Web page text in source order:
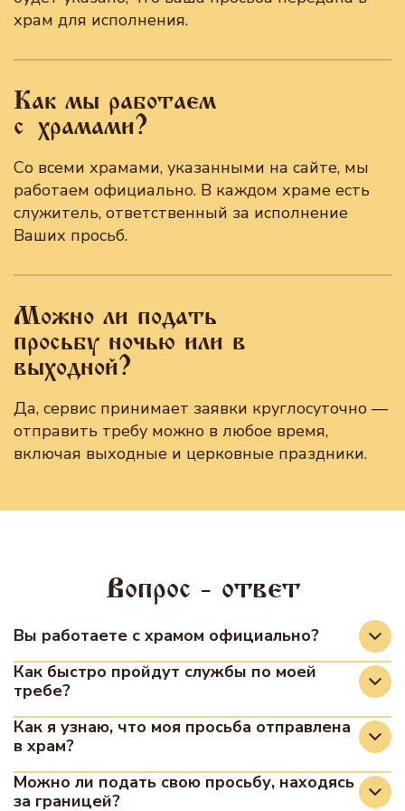
храм для исполнения.
Как мы работаем
с храмами?
Со всеми храмами, указанными на сайте, мы
работаем официально. В каждом храме есть
служитель, ответственный за исполнение
Ваших просьб.
Можно ли подать
просьбу ночью или в
выходной?
Да, сервис принимает заявки круглосуточно —
отправить требу можно в любое время,
включая выходные и церковные праздники.
Вопрос - ответ
Вы работаете с храмом официально?
Да, мы сотрудничаем с храмами на
официальной основе. Передача записок,
молитвенных прошений осуществляется в
рамках заключённых соглашений с
настоятелями храмов, участвующих в проекте.
На сегодняшний день прошения передаются в
Как быстро пройдут службы по моей
требе?
В разных храмах существует разное
расписание богослужений. Если ваш заказ был
получен до начала богослужения, то уже на
этом богослужении будут молитвенно
Как я узнаю, что моя просьба отправлена
в храм?
Сразу после оформления и передачи вашего
прошения в храм, вы получите уведомление
Можно ли подать свою просьбу, находясь
за границей?